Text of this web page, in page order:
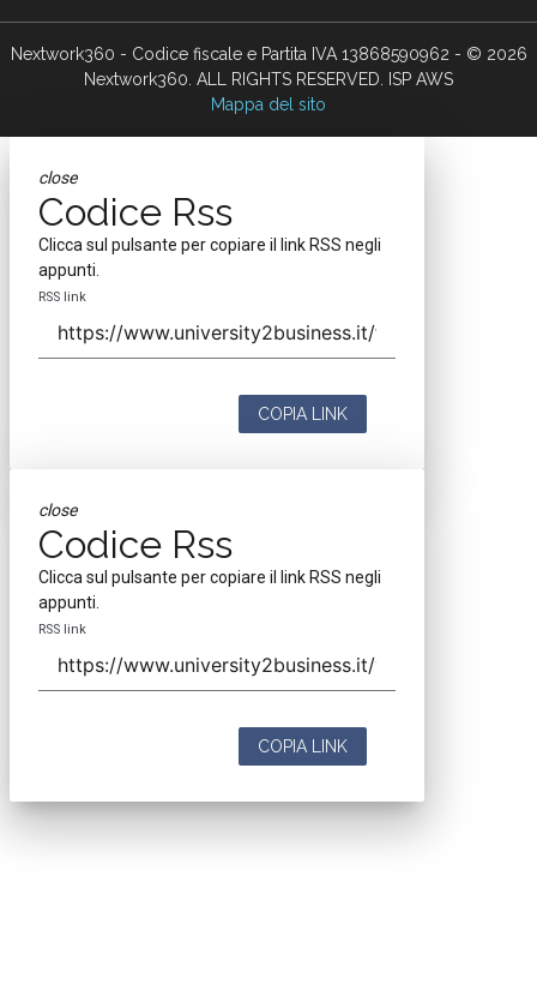
Nextwork360 - Codice fiscale e Partita IVA 13868590962 - © 2026
Nextwork360. ALL RIGHTS RESERVED. ISP AWS
Mappa del sito
close
Codice Rss
Clicca sul pulsante per copiare il link RSS negli
appunti.
RSS link
COPIA LINK
close
Codice Rss
Clicca sul pulsante per copiare il link RSS negli
appunti.
RSS link
COPIA LINK